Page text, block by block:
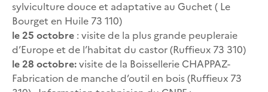
sylviculture douce et adaptative au Guchet ( Le
Bourget en Huile 73 110)
le 25 octobre : visite de la plus grande peupleraie
d’Europe et de l’habitat du castor (Ruffieux 73 310)
le 28 octobre:visite de la Boissellerie CHAPPAZ-
Fabrication de manche d’outil en bois (Ruffieux 73